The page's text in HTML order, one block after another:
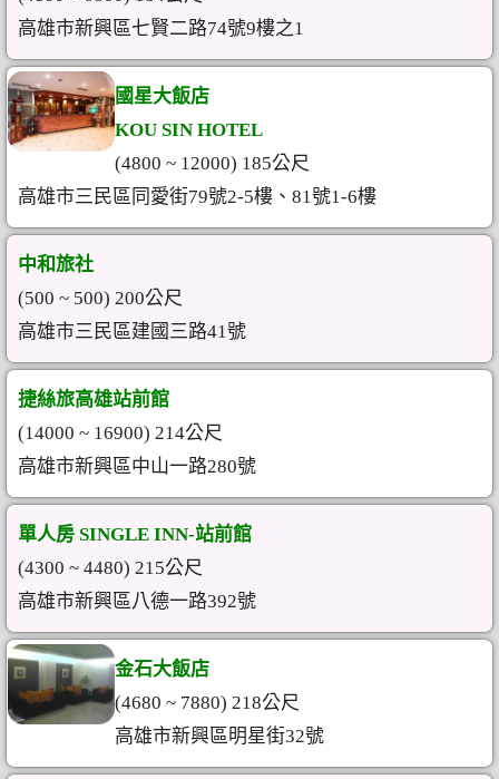
高雄市新興區七賢二路74號9樓之1
國星大飯店
KOU SIN HOTEL
(4800 ~ 12000) 185公尺
高雄市三民區同愛街79號2-5樓、81號1-6樓
中和旅社
(500 ~ 500) 200公尺
高雄市三民區建國三路41號
捷絲旅高雄站前館
(14000 ~ 16900) 214公尺
高雄市新興區中山一路280號
單人房 SINGLE INN-站前館
(4300 ~ 4480) 215公尺
高雄市新興區八德一路392號
金石大飯店
(4680 ~ 7880) 218公尺
高雄市新興區明星街32號